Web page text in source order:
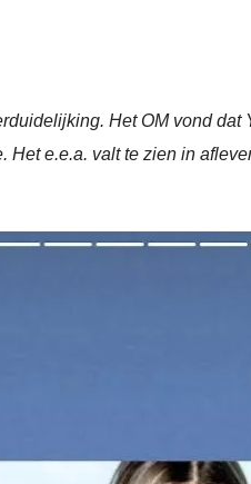
Het OM vond dat
e.e.a. valt te zien in